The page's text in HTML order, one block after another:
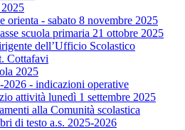
orienta - sabato 8 novembre 2025
scuola primaria 21 ottobre 2025
dell’Ufficio Scolastico
Cottafavi
2025
- indicazioni operative
attività lunedì 1 settembre 2025
alla Comunità scolastica
di testo a.s. 2025-2026